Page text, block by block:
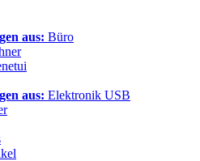
aus: Büro
aus: Elektronik USB